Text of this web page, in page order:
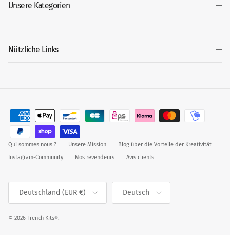
Unsere Kategorien
Nützliche Links
Qui sommes nous ? Unsere Mission
Blog über die Vorteile der Kreativität
Instagram-Community
Nos revendeurs Avis clients
Deutschland (EUR €) Deutsch
© 2026 French Kits®.